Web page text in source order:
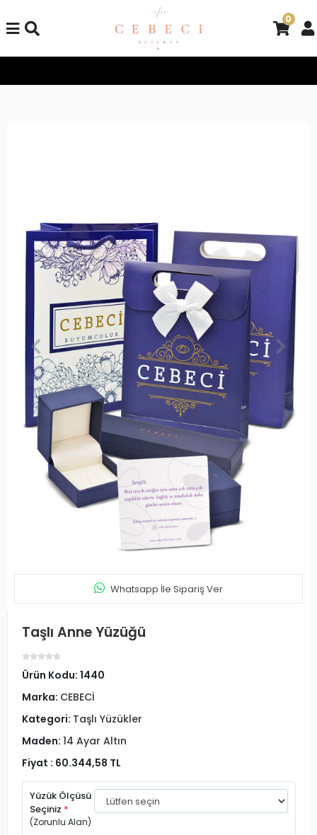
0
Whatsapp İle Sipariş Ver
Taşlı Anne Yüzüğü
Ürün Kodu: 1440
Marka: CEBECİ
Kategori: Taşlı Yüzükler
Maden: 14 Ayar Altın
Fiyat : 60.344,58 TL
Yüzük Ölçüsü
Seçiniz *
(Zorunlu Alan)